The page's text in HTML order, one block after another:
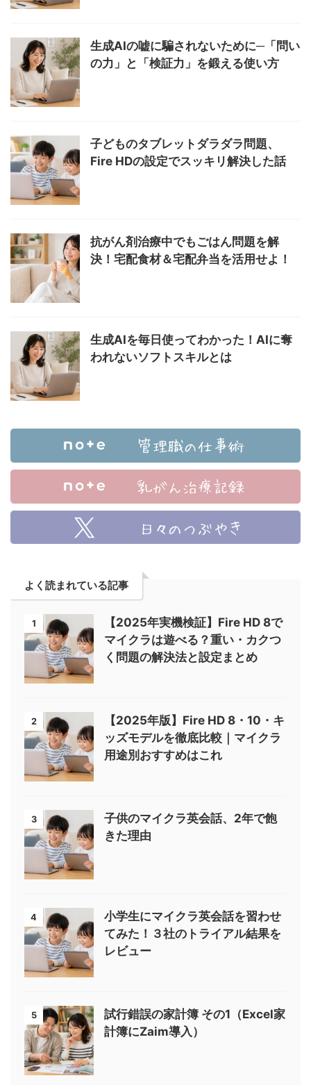
生成AIの嘘に騙されないために─「問い
の力」と「検証力」を鍛える使い方
子どものタブレットダラダラ問題、
Fire HDの設定でスッキリ解決した話
抗がん剤治療中でもごはん問題を解
決！宅配食材＆宅配弁当を活用せよ！
生成AIを毎日使ってわかった！AIに奪
われないソフトスキルとは
よく読まれている記事
1
【2025年実機検証】Fire HD 8で
マイクラは遊べる？重い・カクつ
く問題の解決法と設定まとめ
2
【2025年版】Fire HD 8・10・キ
ッズモデルを徹底比較｜マイクラ
用途別おすすめはこれ
3
子供のマイクラ英会話、2年で飽
きた理由
4
小学生にマイクラ英会話を習わせ
てみた！３社のトライアル結果を
レビュー
5
試行錯誤の家計簿 その1（Excel家
計簿にZaim導入）